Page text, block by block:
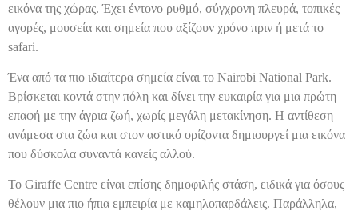
εικόνα της χώρας. Έχει έντονο ρυθμό, σύγχρονη πλευρά, τοπικές
αγορές, μουσεία και σημεία που αξίζουν χρόνο πριν ή μετά το
safari.
Ένα από τα πιο ιδιαίτερα σημεία είναι το Nairobi National Park.
Βρίσκεται κοντά στην πόλη και δίνει την ευκαιρία για μια πρώτη
επαφή με την άγρια ζωή, χωρίς μεγάλη μετακίνηση. Η αντίθεση
ανάμεσα στα ζώα και στον αστικό ορίζοντα δημιουργεί μια εικόνα
που δύσκολα συναντά κανείς αλλού.
Το Giraffe Centre είναι επίσης δημοφιλής στάση, ειδικά για όσους
θέλουν μια πιο ήπια εμπειρία με καμηλοπαρδάλεις. Παράλληλα,